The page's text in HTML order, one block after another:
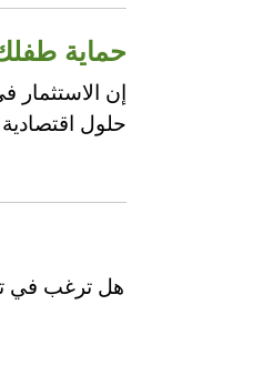
حماية
إن
حلول
هل ترغب في